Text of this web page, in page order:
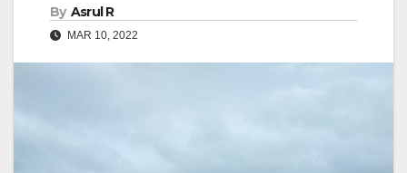
By Asrul R
MAR 10, 2022